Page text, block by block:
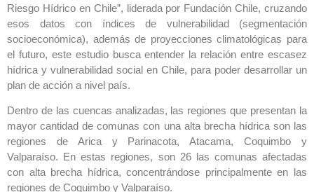
Riesgo Hídrico en Chile”, liderada por Fundación Chile, cruzando
esos datos con índices de vulnerabilidad (segmentación
socioeconómica), además de proyecciones climatológicas para
el futuro, este estudio busca entender la relación entre escasez
hídrica y vulnerabilidad social en Chile, para poder desarrollar un
plan de acción a nivel país.
Dentro de las cuencas analizadas, las regiones que presentan la
mayor cantidad de comunas con una alta brecha hídrica son las
regiones de Arica y Parinacota, Atacama, Coquimbo y
Valparaíso. En estas regiones, son 26 las comunas afectadas
con alta brecha hídrica, concentrándose principalmente en las
regiones de Coquimbo y Valparaíso.